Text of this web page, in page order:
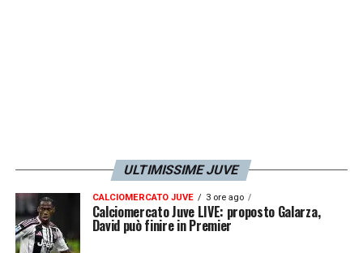
ULTIMISSIME JUVE
CALCIOMERCATO JUVE 3 ore ago
Calciomercato Juve LIVE: proposto Galarza,
David può finire in Premier